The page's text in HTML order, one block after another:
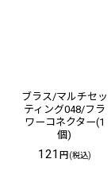
ブラス/マルチセッ
ティング048/フラ
ワーコネクター(1
個)
121 円 (税込)